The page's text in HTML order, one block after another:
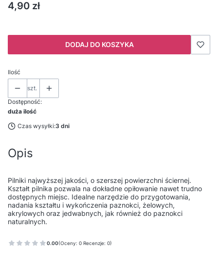
Cena
4,90 zł
DODAJ DO KOSZYKA
Ilość
szt.
Dostępność:
duża ilość
Czas wysyłki:3 dni
Opis
Pilniki najwyższej jakości, o szerszej powierzchni ściernej.
Kształt pilnika pozwala na dokładne opiłowanie nawet trudno
dostępnych miejsc. Idealne narzędzie do przygotowania,
nadania kształtu i wykończenia paznokci, żelowych,
akrylowych oraz jedwabnych, jak również do paznokci
naturalnych.
0.00(Oceny: 0 Recenzje: 0)